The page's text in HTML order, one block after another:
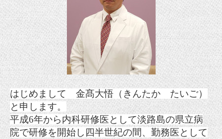
はじめまして 金髙大悟（きんたか たいご）
と申します。
平成6年から内科研修医として淡路島の県立病
院で研修を開始し四半世紀の間、勤務医として